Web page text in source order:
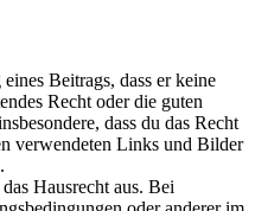
Beitrags, dass er keine
Recht oder die guten
dass du das Recht
verwendeten Links und Bilder
Hausrecht aus. Bei